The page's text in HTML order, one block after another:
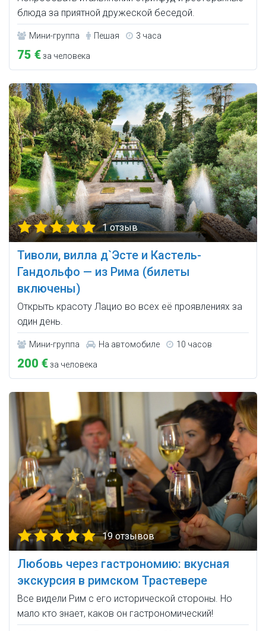
блюда за приятной дружеской беседой.
Мини-группа Пешая 3 часа
75 €за человека
1 отзыв
Тиволи, вилла д`Эсте и Кастель-
Гандольфо — из Рима (билеты
включены)
Открыть красоту Лацио во всех её проявлениях за
один день.
Мини-группа На автомобиле 10 часов
200 €за человека
19 отзывов
Любовь через гастрономию: вкусная
экскурсия в римском Трастевере
Все видели Рим с его исторической стороны. Но
мало кто знает, каков он гастрономический!